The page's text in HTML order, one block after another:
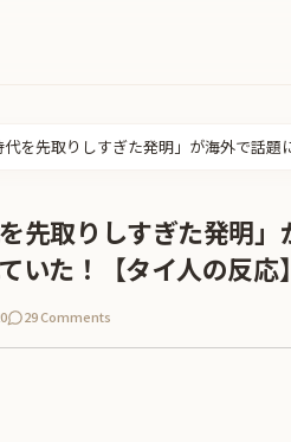
代を先取りしすぎた発明」が海外で話題
先取りしすぎた発明
いた！【タイ人の反応】
29 Comments